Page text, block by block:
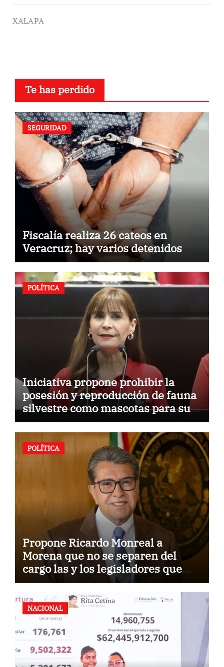
XALAPA
Te has perdido
SEGURIDAD
Fiscalía realiza 26 cateos en
Veracruz; hay varios detenidos
POLÍTICA
Iniciativa propone prohibir la
posesión y reproducción de fauna
silvestre como mascotas para su
comercialización
POLÍTICA
Propone Ricardo Monreal a
Morena que no se separen del
cargo las y los legisladores que
quieren reelegirse
NACIONAL